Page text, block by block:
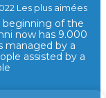
Les plus aimées
of the
now has 9.000
managed by a
assisted by a